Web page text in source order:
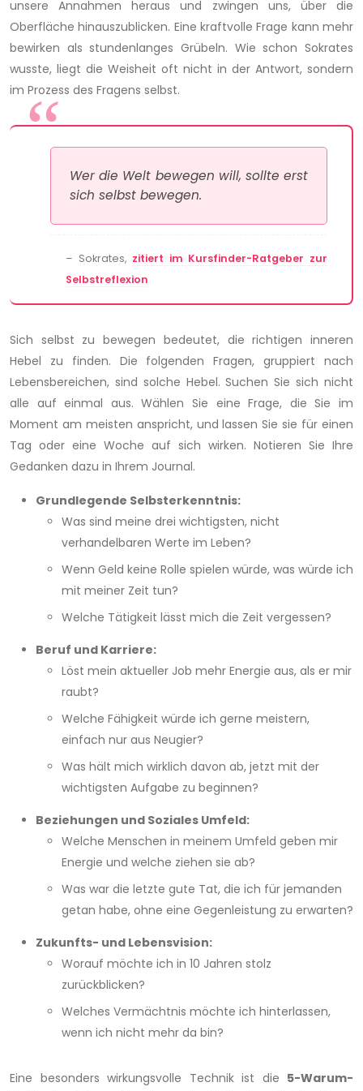
unsere Annahmen heraus und zwingen uns, über die
Oberfläche hinauszublicken. Eine kraftvolle Frage kann mehr
bewirken als stundenlanges Grübeln. Wie schon Sokrates
wusste, liegt die Weisheit oft nicht in der Antwort, sondern
im Prozess des Fragens selbst.
Wer die Welt bewegen will, sollte erst
sich selbst bewegen.
– Sokrates, zitiert im Kursfinder-Ratgeber zur
Selbstreflexion
Sich selbst zu bewegen bedeutet, die richtigen inneren
Hebel zu finden. Die folgenden Fragen, gruppiert nach
Lebensbereichen, sind solche Hebel. Suchen Sie sich nicht
alle auf einmal aus. Wählen Sie eine Frage, die Sie im
Moment am meisten anspricht, und lassen Sie sie für einen
Tag oder eine Woche auf sich wirken. Notieren Sie Ihre
Gedanken dazu in Ihrem Journal.
Grundlegende Selbsterkenntnis:
Was sind meine drei wichtigsten, nicht
verhandelbaren Werte im Leben?
Wenn Geld keine Rolle spielen würde, was würde ich
mit meiner Zeit tun?
Welche Tätigkeit lässt mich die Zeit vergessen?
Beruf und Karriere:
Löst mein aktueller Job mehr Energie aus, als er mir
raubt?
Welche Fähigkeit würde ich gerne meistern,
einfach nur aus Neugier?
Was hält mich wirklich davon ab, jetzt mit der
wichtigsten Aufgabe zu beginnen?
Beziehungen und Soziales Umfeld:
Welche Menschen in meinem Umfeld geben mir
Energie und welche ziehen sie ab?
Was war die letzte gute Tat, die ich für jemanden
getan habe, ohne eine Gegenleistung zu erwarten?
Zukunfts- und Lebensvision:
Worauf möchte ich in 10 Jahren stolz
zurückblicken?
Welches Vermächtnis möchte ich hinterlassen,
wenn ich nicht mehr da bin?
Eine besonders wirkungsvolle Technik ist die 5-Warum-